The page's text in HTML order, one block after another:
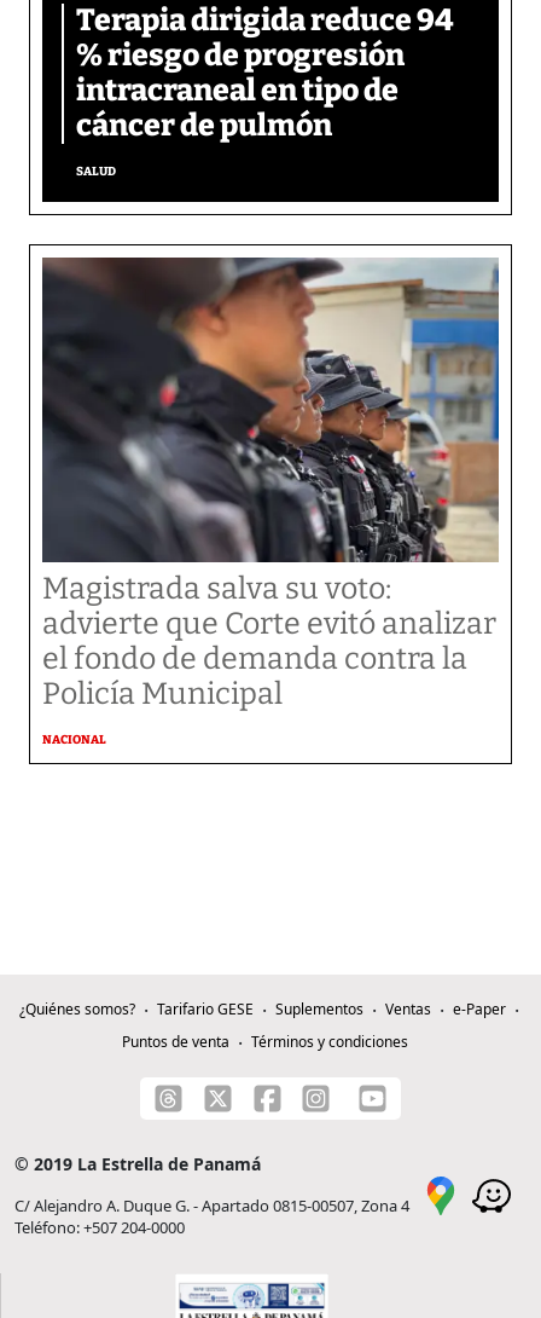
Terapia dirigida reduce 94
% riesgo de progresión
intracraneal en tipo de
cáncer de pulmón
SALUD
Magistrada salva su voto:
advierte que Corte evitó analizar
el fondo de demanda contra la
Policía Municipal
NACIONAL
¿Quiénes somos? Tarifario GESE Suplementos Ventas
e-Paper
Puntos de venta
Términos y condiciones
© 2019 La Estrella de Panamá
C/ Alejandro A. Duque G. - Apartado 0815-00507, Zona 4
Teléfono: +507 204-0000